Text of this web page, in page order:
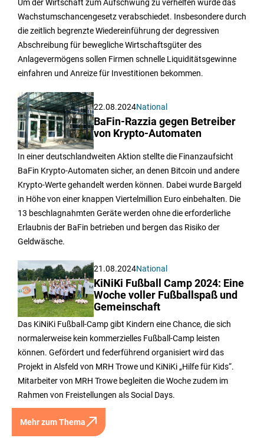
Um der Wirtschaft zum Aufschwung zu verhelfen wurde das
Wachstumschancengesetz verabschiedet. Insbesondere durch
die zeitlich begrenzte Wiedereinführung der degressiven
Abschreibung für bewegliche Wirtschaftsgüter des
Anlagevermögens sollen Firmen schnelle Liquiditätsgewinne
einfahren und Anreize für Investitionen bekommen.
22.08.2024National
BaFin-Razzia gegen Betreiber
von Krypto-Automaten
In einer deutschlandweiten Aktion stellte die Finanzaufsicht
BaFin Krypto-Automaten sicher, an denen Bitcoin und andere
Krypto-Werte gehandelt werden können. Dabei wurde Bargeld
in Höhe von einer knappen Viertelmillion Euro einbehalten. Die
13 beschlagnahmten Geräte werden ohne die erforderliche
Erlaubnis der BaFin betrieben und bergen das Risiko der
Geldwäsche.
21.08.2024National
KiNiKi Fußball Camp 2024: Eine
Woche voller Fußballspaß und
Gemeinschaft
Das KiNiKi Fußball-Camp gibt Kindern eine Chance, die sich
normalerweise kein kommerzielles Fußball-Camp leisten
können. Gefördert und federführend organisiert wird das
Projekt in Alsfeld von MRH Trowe und KiNiKi „Hilfe für Kids“.
Mitarbeiter von MRH Trowe begleiten die Woche zudem im
Rahmen von Freistellungen als Social Days.
Mehr zum Thema